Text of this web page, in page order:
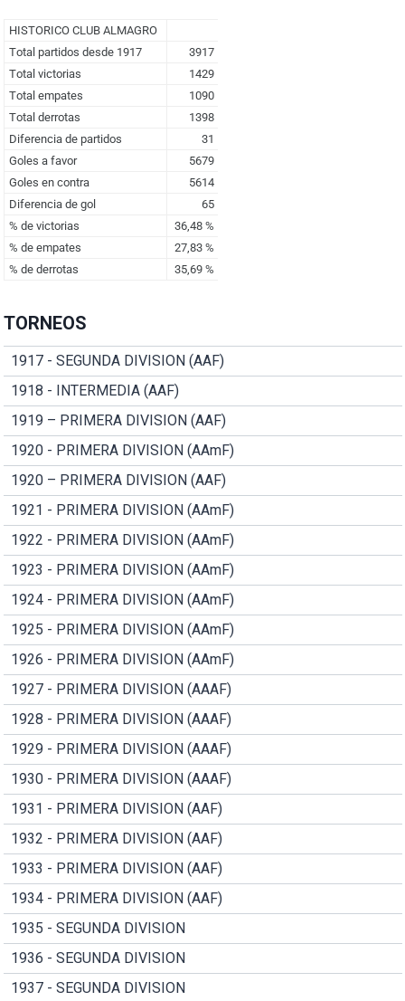
TORNEOS
1917 - SEGUNDA DIVISION (AAF)
1918 - INTERMEDIA (AAF)
1919 – PRIMERA DIVISION (AAF)
1920 - PRIMERA DIVISION (AAmF)
1920 – PRIMERA DIVISION (AAF)
1921 - PRIMERA DIVISION (AAmF)
1922 - PRIMERA DIVISION (AAmF)
1923 - PRIMERA DIVISION (AAmF)
1924 - PRIMERA DIVISION (AAmF)
1925 - PRIMERA DIVISION (AAmF)
1926 - PRIMERA DIVISION (AAmF)
1927 - PRIMERA DIVISION (AAAF)
1928 - PRIMERA DIVISION (AAAF)
1929 - PRIMERA DIVISION (AAAF)
1930 - PRIMERA DIVISION (AAAF)
1931 - PRIMERA DIVISION (AAF)
1932 - PRIMERA DIVISION (AAF)
1933 - PRIMERA DIVISION (AAF)
1934 - PRIMERA DIVISION (AAF)
1935 - SEGUNDA DIVISION
1936 - SEGUNDA DIVISION
1937 - SEGUNDA DIVISION